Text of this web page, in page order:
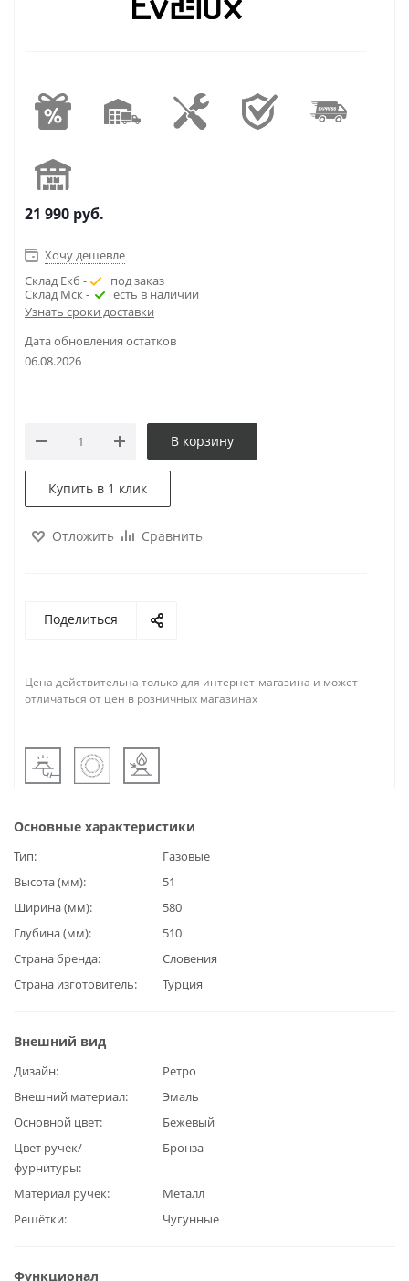
21 990 руб.
Хочу дешевле
Склад Екб -
под заказ
Склад Мск -
есть в наличии
Узнать сроки доставки
Дата обновления остатков
06.08.2026
В корзину
Купить в 1 клик
Отложить Сравнить
Поделиться
Цена действительна только для интернет-магазина и может
отличаться от цен в розничных магазинах
Основные характеристики
Тип
Газовые
Высота (мм)
51
Ширина (мм)
580
Глубина (мм)
510
Страна бренда
Словения
Страна изготовитель
Турция
Внешний вид
Дизайн
Ретро
Внешний материал
Эмаль
Основной цвет
Бежевый
Цвет ручек/
фурнитуры
Бронза
Материал ручек
Металл
Решётки
Чугунные
Функционал